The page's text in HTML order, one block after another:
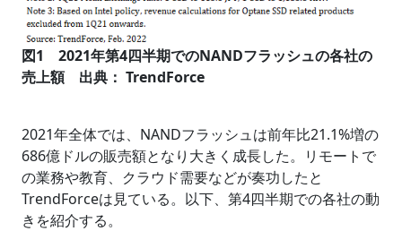
図1 2021年第4四半期でのNANDフラッシュの各社の
売上額 出典： TrendForce
2021年全体では、NANDフラッシュは前年比21.1%増の
686億ドルの販売額となり大きく成長した。リモートで
の業務や教育、クラウド需要などが奏功したと
TrendForceは見ている。以下、第4四半期での各社の動
きを紹介する。